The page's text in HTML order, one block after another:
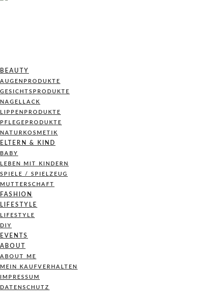
BEAUTY
AUGENPRODUKTE
GESICHTSPRODUKTE
NAGELLACK
LIPPENPRODUKTE
PFLEGEPRODUKTE
NATURKOSMETIK
ELTERN & KIND
BABY
LEBEN MIT KINDERN
SPIELE / SPIELZEUG
MUTTERSCHAFT
FASHION
LIFESTYLE
LIFESTYLE
DIY
EVENTS
ABOUT
ABOUT ME
MEIN KAUFVERHALTEN
IMPRESSUM
DATENSCHUTZ